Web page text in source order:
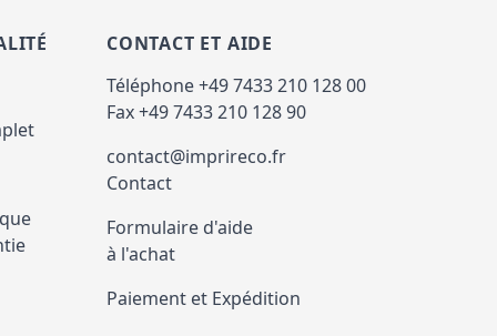
CONTACT ET AIDE
Téléphone +49 7433 210 128 00
Fax +49 7433 210 128 90
contact@imprireco.fr
Contact
Formulaire d'aide
à l'achat
Paiement et Expédition